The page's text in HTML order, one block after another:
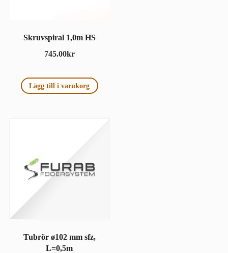
Skruvspiral 1,0m HS
745.00kr
Lägg till i varukorg
Tubrör ø102 mm sfz,
L=0,5m